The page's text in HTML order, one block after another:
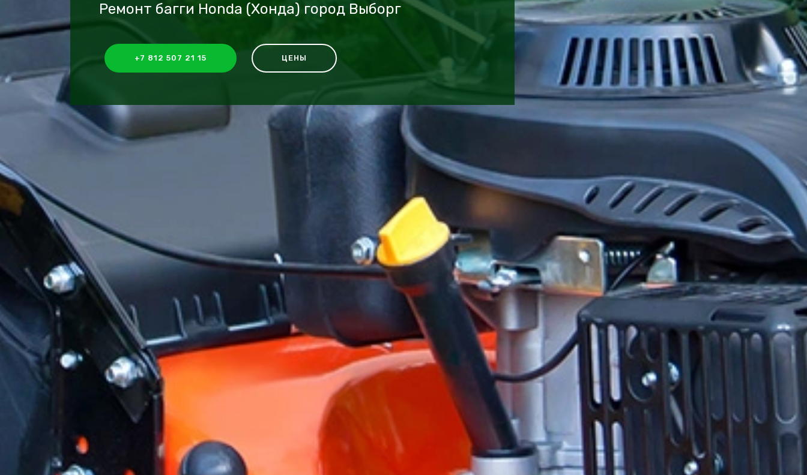
Ремонт багги Honda (Хонда) город Выборг
+7 812 507 21 15 ЦЕНЫ